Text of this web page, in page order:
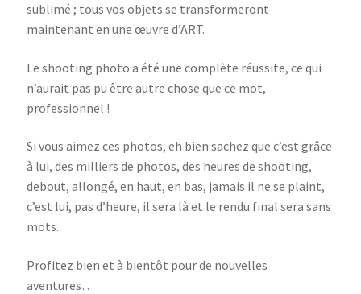
sublimé ; tous vos objets se transformeront
maintenant en une œuvre d’ART.
Le shooting photo a été une complète réussite, ce qui
n’aurait pas pu être autre chose que ce mot,
professionnel !
Si vous aimez ces photos, eh bien sachez que c’est grâce
à lui, des milliers de photos, des heures de shooting,
debout, allongé, en haut, en bas, jamais il ne se plaint,
c’est lui, pas d’heure, il sera là et le rendu final sera sans
mots.
Profitez bien et à bientôt pour de nouvelles
aventures…